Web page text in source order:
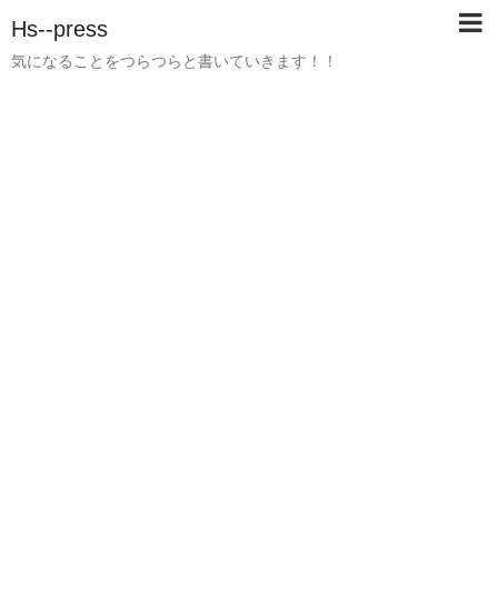
Hs--press
気になることをつらつらと書いていきます！！